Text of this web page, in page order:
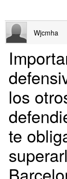
Wjcmha
los
te